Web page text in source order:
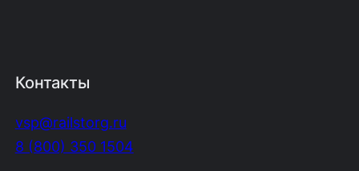
Контакты
vsp@railstorg.ru
8 (800) 350 1504